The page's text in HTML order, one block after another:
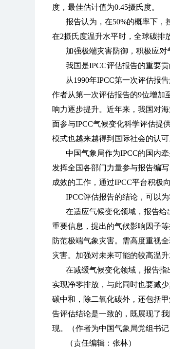
度，最佳估计值为0.45摄氏度。
报告认为，在50%的概率下，
在2摄氏度温升水平时，全球碳排
加强极端灾害防御，积极应对
我国是IPCC评估报告的重要
从1990年IPCC第一次评估报
作者从第一次评估报告的9位增加
响力逐步提升。近年来，我国对
面参与IPCC气候变化科学评估提
模式也越来越得到国际社会的认可
中国气象局作为IPCC的国内
发挥全国各部门力量参与报告编
成效的工作，通过IPCC平台积极
IPCC评估报告的结论，可以
在适应气候变化领域，报告
重要信息，提出的气候影响因子
防范极端气象灾害。需高度重视
灾害。加强对未来可能的较高温
在减缓气候变化领域，报告指
实现净零排放，与此同时也要减
碳中和，除二氧化碳外，还包括
告评估结论是一致的，既展现了
现。（作者为中国气象局党组书记
（责任编辑：张林）